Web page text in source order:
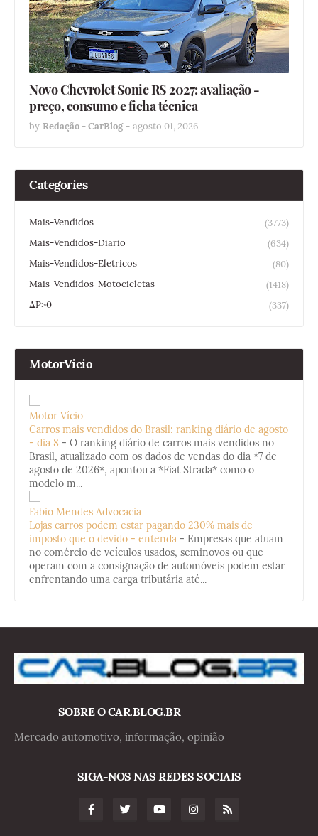
Novo Chevrolet Sonic RS 2027: avaliação -
preço, consumo e ficha técnica
by Redação - CarBlog - agosto 01, 2026
Categories
Mais-Vendidos
(3773)
Mais-Vendidos-Diario
(634)
Mais-Vendidos-Eletricos
(80)
Mais-Vendidos-Motocicletas
(1418)
ΔP>0
(337)
MotorVicio
Motor Vício
Carros mais vendidos do Brasil: ranking diário de agosto
- dia 8 - O ranking diário de carros mais vendidos no
Brasil, atualizado com os dados de vendas do dia *7 de
agosto de 2026*, apontou a *Fiat Strada* como o
modelo m...
Fabio Mendes Advocacia
Lojas carros podem estar pagando 230% mais de
imposto que o devido - entenda - Empresas que atuam
no comércio de veículos usados, seminovos ou que
operam com a consignação de automóveis podem estar
enfrentando uma carga tributária até...
SOBRE O CAR.BLOG.BR
Mercado automotivo, informação, opinião
SIGA-NOS NAS REDES SOCIAIS